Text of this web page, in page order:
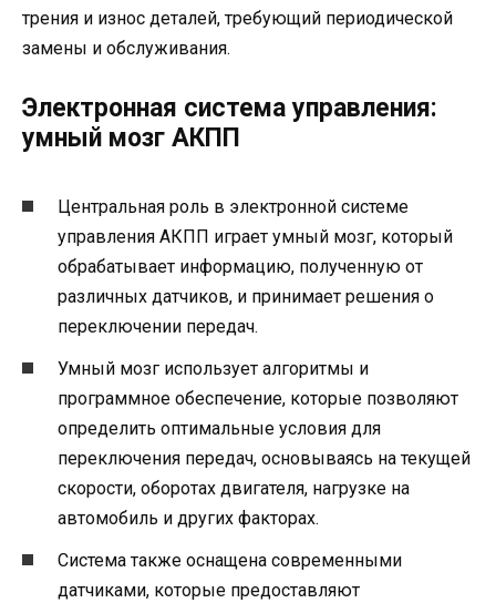
трения и износ деталей, требующий периодической
замены и обслуживания.
Электронная система управления:
умный мозг АКПП
Центральная роль в электронной системе
управления АКПП играет умный мозг, который
обрабатывает информацию, полученную от
различных датчиков, и принимает решения о
переключении передач.
Умный мозг использует алгоритмы и
программное обеспечение, которые позволяют
определить оптимальные условия для
переключения передач, основываясь на текущей
скорости, оборотах двигателя, нагрузке на
автомобиль и других факторах.
Система также оснащена современными
датчиками, которые предоставляют